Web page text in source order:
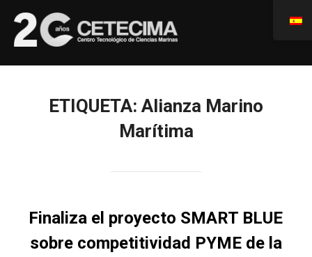
ETIQUETA: Alianza Marino
Marítima
Finaliza el proyecto SMART BLUE
sobre competitividad PYME de la